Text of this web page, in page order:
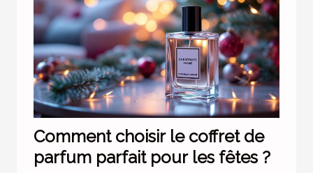
Comment choisir le coffret de
parfum parfait pour les fêtes ?